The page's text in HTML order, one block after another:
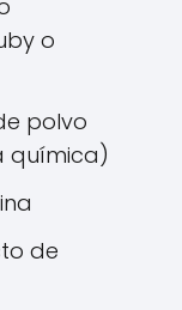
o
polvo
química)
de